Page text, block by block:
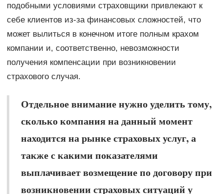
подобными условиями страховщики привлекают к
себе клиентов из-за финансовых сложностей, что
может вылиться в конечном итоге полным крахом
компании и, соответственно, невозможности
получения компенсации при возникновении
страхового случая.
Отдельное внимание нужно уделить тому,
сколько компания на данный момент
находится на рынке страховых услуг, а
также с какими показателями
выплачивает возмещение по договору при
возникновении страховых ситуаций у